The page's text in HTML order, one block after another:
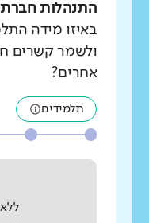
התנהלות
באיזו מידה
ולשמר קשרים
אחרים?
תלמידים